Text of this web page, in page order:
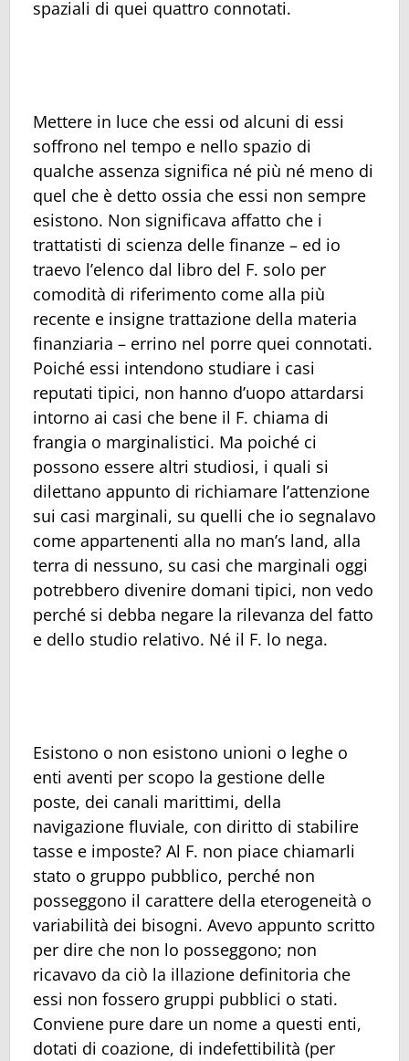
spaziali di quei quattro connotati.
Mettere in luce che essi od alcuni di essi
soffrono nel tempo e nello spazio di
qualche assenza significa né più né meno di
quel che è detto ossia che essi non sempre
esistono. Non significava affatto che i
trattatisti di scienza delle finanze – ed io
traevo l’elenco dal libro del F. solo per
comodità di riferimento come alla più
recente e insigne trattazione della materia
finanziaria – errino nel porre quei connotati.
Poiché essi intendono studiare i casi
reputati tipici, non hanno d’uopo attardarsi
intorno ai casi che bene il F. chiama di
frangia o marginalistici. Ma poiché ci
possono essere altri studiosi, i quali si
dilettano appunto di richiamare l’attenzione
sui casi marginali, su quelli che io segnalavo
come appartenenti alla no man’s land, alla
terra di nessuno, su casi che marginali oggi
potrebbero divenire domani tipici, non vedo
perché si debba negare la rilevanza del fatto
e dello studio relativo. Né il F. lo nega.
Esistono o non esistono unioni o leghe o
enti aventi per scopo la gestione delle
poste, dei canali marittimi, della
navigazione fluviale, con diritto di stabilire
tasse e imposte? Al F. non piace chiamarli
stato o gruppo pubblico, perché non
posseggono il carattere della eterogeneità o
variabilità dei bisogni. Avevo appunto scritto
per dire che non lo posseggono; non
ricavavo da ciò la illazione definitoria che
essi non fossero gruppi pubblici o stati.
Conviene pure dare un nome a questi enti,
dotati di coazione, di indefettibilità (per